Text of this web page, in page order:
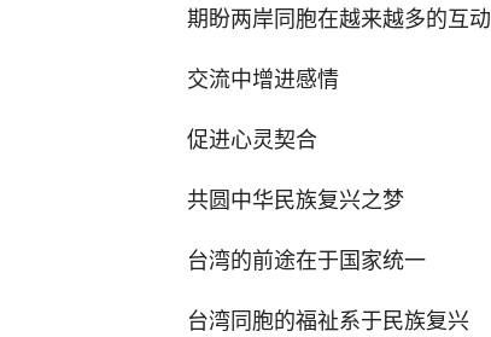
期盼两岸同胞在越来越多的互动
交流中增进感情
促进心灵契合
共圆中华民族复兴之梦
台湾的前途在于国家统一
台湾同胞的福祉系于民族复兴